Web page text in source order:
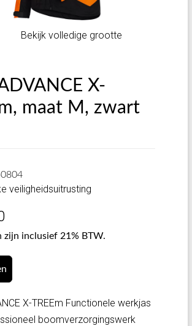
Bekijk volledige grootte
X-
maat M, zwart
veiligheidsuitrusting
zijn inclusief 21% BTW.
X-TREEm Functionele werkjas
boomverzorgingswerk